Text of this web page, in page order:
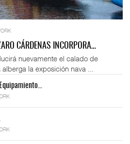
CÁRDENAS INCORPORA…
nuevamente el calado de
la exposición nava ...